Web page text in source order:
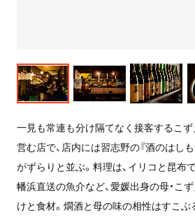
一見も常連も分け隔てなく接客するこ
営む店で、店内には習志野の『酒のはし
がずらりと並ぶ。料理は、イリコと昆布
幡浜直送の魚介など、愛媛出身の母・こ
けと食材。燗酒と母の味の相性はすこぶ